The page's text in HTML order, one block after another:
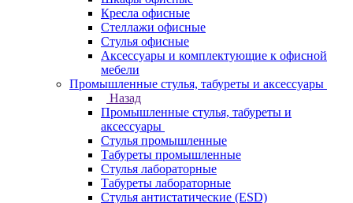
Кресла офисные
Стеллажи офисные
Стулья офисные
Аксессуары и комплектующие к офисной
мебели
Промышленные стулья, табуреты и аксессуары
Назад
Промышленные стулья, табуреты и
аксессуары
Стулья промышленные
Табуреты промышленные
Стулья лабораторные
Табуреты лабораторные
Стулья антистатические (ESD)